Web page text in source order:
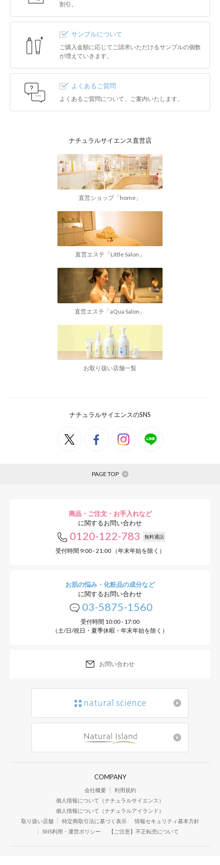
割引。
サンプルについて
ご購入金額に応じてご請求いただけるサンプルの個数
が増えていきます。
よくあるご質問
よくあるご質問について、ご案内いたします。
ナチュラルサイエンス直営店
直営ショップ「home」
直営エステ「Little Salon」
直営エステ「aQua Salon」
お取り扱い店舗一覧
ナチュラルサイエンスのSNS
PAGE TOP
商品・ご注文・お手入れなど
に関するお問い合わせ
0120-122-783 無料通話
受付時間 9:00 - 21:00 （年末年始を除く）
お肌の悩み・化粧品の成分など
に関するお問い合わせ
03-5875-1560
受付時間 10:00 - 17:00
（土/日/祝日・夏季休暇・年末年始を除く）
お問い合わせ
COMPANY
会社概要
利用規約
個人情報について（ナチュラルサイエンス）
個人情報について（ナチュラルアイランド）
取り扱い店舗
特定商取引法に基づく表示
情報セキュリティ基本方針
SNS利用・運営ポリシー
【ご注意】不正転売について